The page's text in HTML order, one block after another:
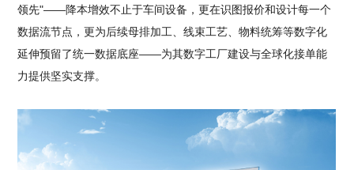
领先"——降本增效不止于车间设备，更在识图报价和设计每一个
数据流节点，更为后续母排加工、线束工艺、物料统筹等数字化
延伸预留了统一数据底座——为其数字工厂建设与全球化接单能
力提供坚实支撑。